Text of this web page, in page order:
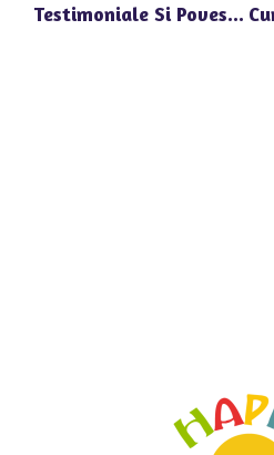
Testimoniale Si Povesti De Succes Ale Absolventilor Happy Univers Pipera